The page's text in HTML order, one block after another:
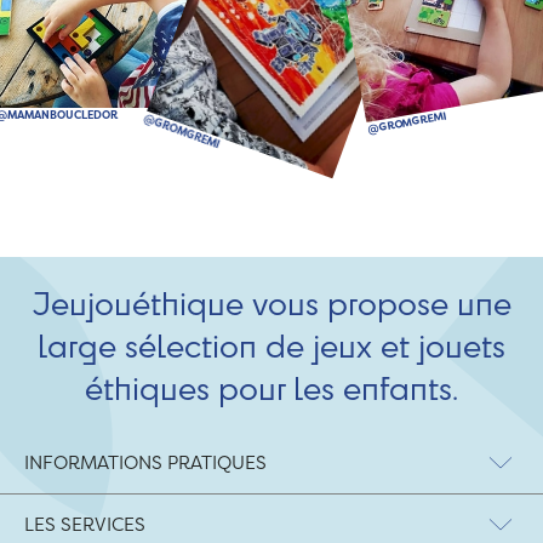
Jeujouéthique vous propose une
large sélection de jeux et jouets
éthiques pour les enfants.
INFORMATIONS PRATIQUES
LES SERVICES